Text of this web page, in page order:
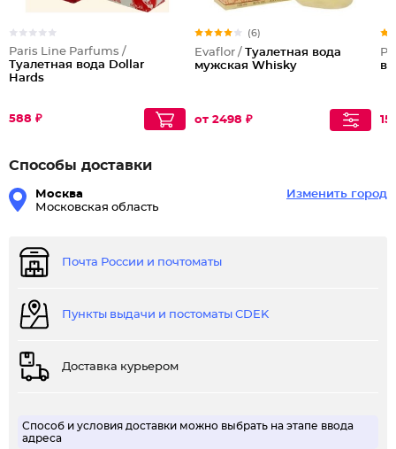
Paris Line Parfums /
Туалетная вода Dollar
Hards
588 ₽
(6)
Evaflor / Туалетная вода
мужская Whisky
от 2498 ₽
Способы доставки
Москва
Московская область
Изменить город
Почта России и почтоматы
Пункты выдачи и постоматы CDEK
Доставка курьером
Способ и условия доставки можно выбрать на этапе ввода
адреса